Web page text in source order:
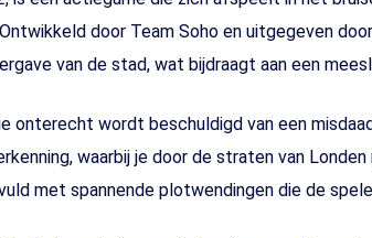
door Team Soho en uitgegeven
van de stad, wat bijdraagt aan een
onterecht wordt beschuldigd van een
waarbij je door de straten van
met spannende plotwendingen die de